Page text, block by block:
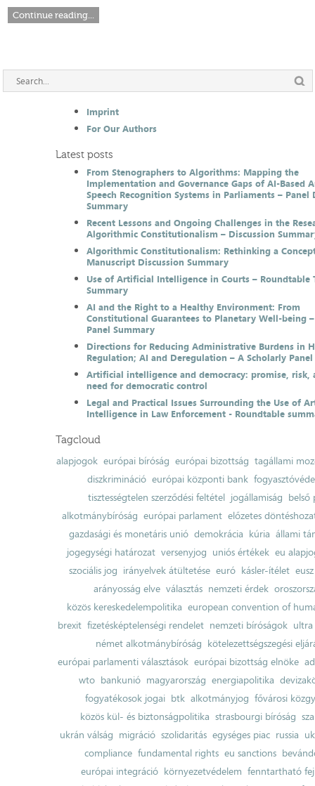
Continue reading...
Imprint
For Our Authors
Latest posts
From Stenographers to Algorithms: Mapping the
Implementation and Governance Gaps of AI-Based
Speech Recognition Systems in Parliaments – Panel
Summary
Recent Lessons and Ongoing Challenges in the
Algorithmic Constitutionalism – Discussion
Algorithmic Constitutionalism: Rethinking a
Manuscript Discussion Summary
Use of Artificial Intelligence in Courts – Roundtable
Summary
AI and the Right to a Healthy Environment: From
Constitutional Guarantees to Planetary Well-being
Panel Summary
Directions for Reducing Administrative Burdens in
Regulation; AI and Deregulation – A Scholarly
Artificial intelligence and democracy: promise, risk,
need for democratic control
Legal and Practical Issues Surrounding the Use of
Intelligence in Law Enforcement - Roundtable
Tagcloud
alapjogok európai bíróság európai bizottság tagállami
diszkrimináció európai központi bank
tisztességtelen szerződési feltétel jogállamiság belső
alkotmánybíróság európai parlament előzetes
gazdasági és monetáris unió demokrácia kúria állami
jogegységi határozat versenyjog uniós értékek eu
szociális jog irányelvek átültetése euró kásler-ítélet
arányosság elve választás nemzeti érdek
közös kereskedelempolitika european convention of
brexit fizetésképtelenségi rendelet nemzeti bíróságok ultra
német alkotmánybíróság kötelezettségszegési
európai parlamenti választások európai bizottság elnöke
wto bankunió magyarország energiapolitika
fogyatékosok jogai btk alkotmányjog fővárosi
közös kül- és biztonságpolitika strasbourgi bíróság
ukrán válság migráció szolidaritás egységes piac russia
compliance fundamental rights eu sanctions
európai integráció környezetvédelem fenntartható